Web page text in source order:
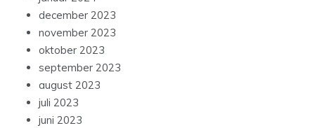
december 2023
november 2023
oktober 2023
september 2023
august 2023
juli 2023
juni 2023